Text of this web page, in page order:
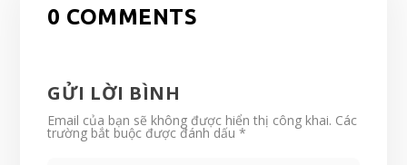
0 COMMENTS
GỬI LỜI BÌNH
Email của bạn sẽ không được hiển thị công khai. Các
trường bắt buộc được đánh dấu*